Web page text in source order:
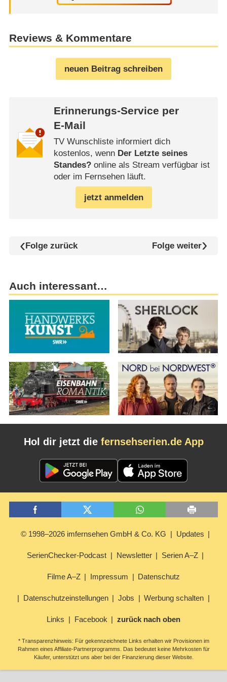
Reviews & Kommentare
neuen Beitrag schreiben
Erinnerungs-Service per
E-Mail
TV Wunschliste informiert dich
kostenlos, wenn Der Letzte seines
Standes?online als Stream verfügbar ist
oder im Fernsehen läuft.
jetzt anmelden
Folge zurück Folge weiter
Auch interessant…
Hol dir jetzt die fernsehserien.de App
© 1998–2026 imfernsehen GmbH & Co. KG Updates
SerienChecker-Podcast Newsletter Serien A–Z
Filme A–Z Impressum Datenschutz
Datenschutzeinstellungen Jobs Werbung schalten
Links Facebook zurück nach oben
* Transparenzhinweis: Für gekennzeichnete Links erhalten wir Provisionen im
Rahmen eines Affiliate-Partnerprogramms. Das bedeutet keine Mehrkosten für
Käufer, unterstützt uns aber bei der Finanzierung dieser Website.